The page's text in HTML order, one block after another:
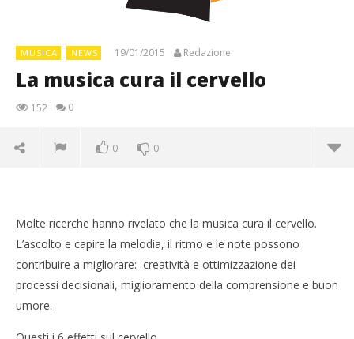
MUSICA NEWS 19/01/2015 Redazione
La musica cura il cervello
152 0
0 0
Molte ricerche hanno rivelato che la musica cura il cervello.
L’ascolto e capire la melodia, il ritmo e le note possono
contribuire a migliorare: creatività e ottimizzazione dei
processi decisionali, miglioramento della comprensione e buon
umore.